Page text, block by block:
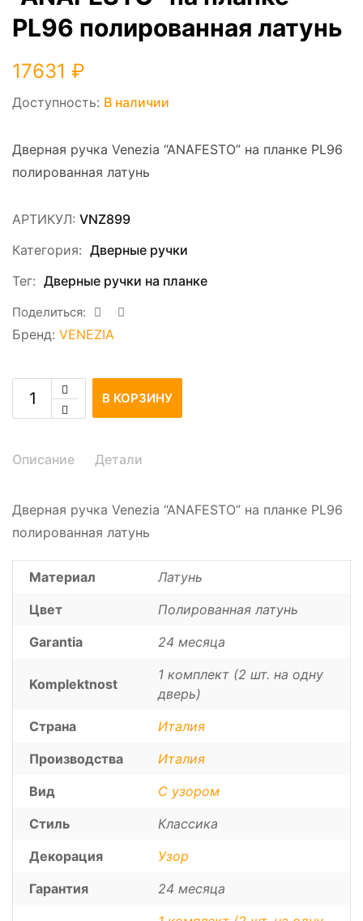
PL96 полированная латунь
17631 ₽
Доступность: В наличии
Дверная ручка Venezia “ANAFESTO” на планке PL96
полированная латунь
АРТИКУЛ: VNZ899
Категория: Дверные ручки
Тег: Дверные ручки на планке
Поделиться:
Бренд: VENEZIA
В КОРЗИНУ
Описание Детали
Дверная ручка Venezia “ANAFESTO” на планке PL96
полированная латунь
Материал
Латунь
Цвет
Полированная латунь
Garantia
24 месяца
Komplektnost
1 комплект (2 шт. на одну
дверь)
Страна
Италия
Производства
Италия
Вид
С узором
Стиль
Классика
Декорация
Узор
Гарантия
24 месяца